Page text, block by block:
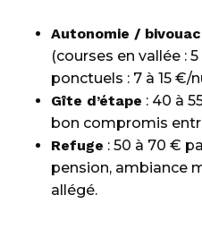
Autonomie / bivouac
(courses en vallée :
ponctuels : 7 à 15 €/
Gîte d’étape : 40 à
bon compromis
Refuge : 50 à 70 €
pension, ambiance
allégé.